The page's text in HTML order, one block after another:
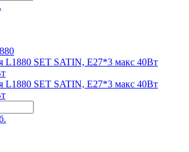
L1880 SET SATIN, Е27*3 макс 40Вт
L1880 SET SATIN, Е27*3 макс 40Вт